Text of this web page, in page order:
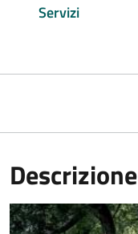
Servizi
Descrizione